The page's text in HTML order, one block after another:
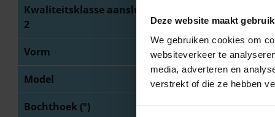
Deze website maakt
We gebruiken cookies om
websiteverkeer te
media, adverteren en
verstrekt of die ze hebben
Kwaliteitsklasse aansluiting
2
Vorm Bocht
Model 1-delig
Bochthoek (°) 87,5 °